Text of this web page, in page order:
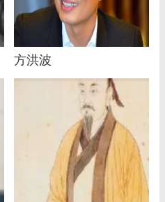
方洪波